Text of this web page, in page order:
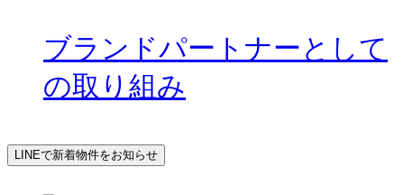
ブランドパートナーとして
の取り組み
LINEで新着物件をお知らせ